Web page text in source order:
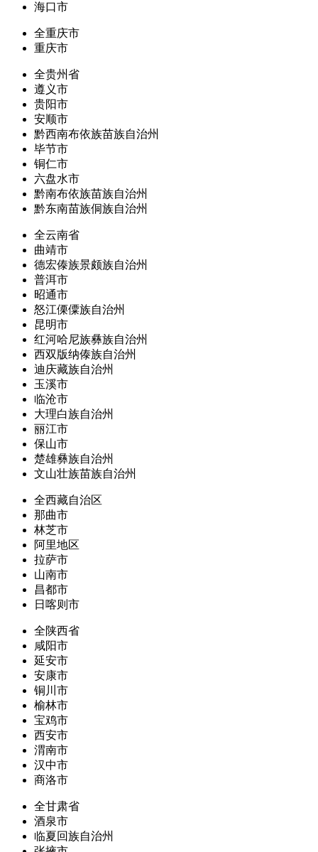
海口市
全重庆市
重庆市
全贵州省
遵义市
贵阳市
安顺市
黔西南布依族苗族自治州
毕节市
铜仁市
六盘水市
黔南布依族苗族自治州
黔东南苗族侗族自治州
全云南省
曲靖市
德宏傣族景颇族自治州
普洱市
昭通市
怒江傈僳族自治州
昆明市
红河哈尼族彝族自治州
西双版纳傣族自治州
迪庆藏族自治州
玉溪市
临沧市
大理白族自治州
丽江市
保山市
楚雄彝族自治州
文山壮族苗族自治州
全西藏自治区
那曲市
林芝市
阿里地区
拉萨市
山南市
昌都市
日喀则市
全陕西省
咸阳市
延安市
安康市
铜川市
榆林市
宝鸡市
西安市
渭南市
汉中市
商洛市
全甘肃省
酒泉市
临夏回族自治州